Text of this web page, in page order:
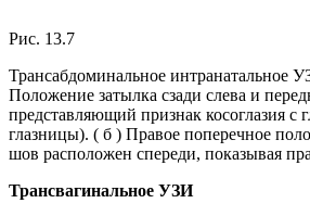
Рис. 13.7
Трансабдоминальное интранатальное
Положение затылка сзади слева и
представляющий признак косоглазия с
глазницы). ( б ) Правое поперечное
шов расположен спереди, показывая
Трансвагинальное УЗИ